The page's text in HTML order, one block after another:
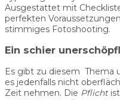
Ausgestattet mit
perfekten
stimmiges Fotoshooting.
Ein schier
Es gibt zu diesem Thema
es jedenfalls nicht
Zeit nehmen. Die Pflichtist